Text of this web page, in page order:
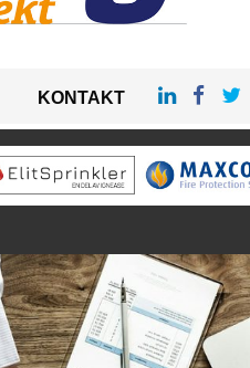
KONTAKT